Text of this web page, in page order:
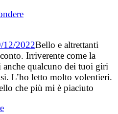
12/2022Bello e altrettanti
Irriverente come la
anche qualcuno dei tuoi giri
L’ho letto molto volentieri.
che più mi è piaciuto